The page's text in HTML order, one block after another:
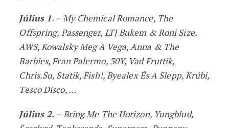
Július 1. – My Chemical Romance, The
Offspring, Passenger, LTJ Bukem & Roni Size,
AWS, Kowalsky Meg A Vega, Anna & The
Barbies, Fran Palermo, 30Y, Vad Fruttik,
Chris.Su, Statik, Fish!, Byealex És A Slepp, Krúbi,
Tesco Disco, …
Július 2. – Bring Me The Horizon, Yungblud,